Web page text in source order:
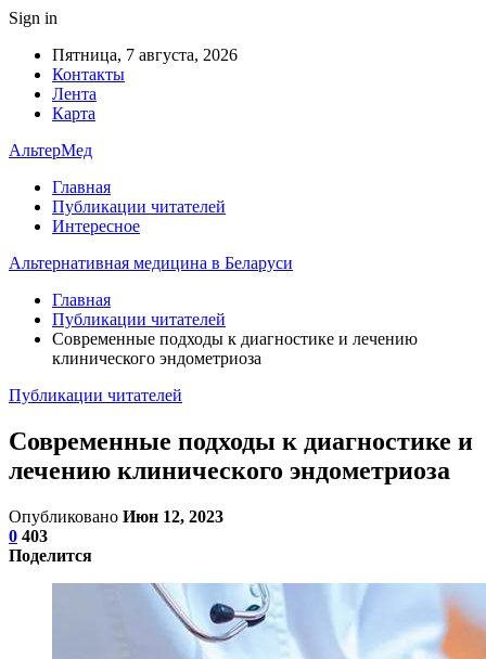
Sign in
Пятница, 7 августа, 2026
Контакты
Лента
Карта
АльтерМед
Главная
Публикации читателей
Интересное
Альтернативная медицина в Беларуси
Главная
Публикации читателей
Современные подходы к диагностике и лечению
клинического эндометриоза
Публикации читателей
Современные подходы к диагностике и
лечению клинического эндометриоза
Опубликовано Июн 12, 2023
0 403
Поделится